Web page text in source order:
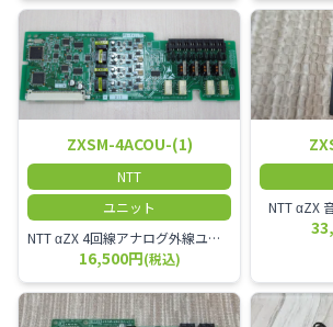
ZXSM-4ACOU-(1)
NTT
ユニット
NTT αZX 4回線アナログ外線ユニット アナログ4ch収容ユニット
16,500円(税込)
NTT αZX